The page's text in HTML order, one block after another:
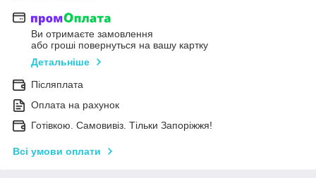
Ви отримаєте замовлення
або гроші повернуться на вашу картку
Детальніше
Післяплата
Оплата на рахунок
Готівкою. Самовивіз. Тільки Запоріжжя!
Всі умови оплати